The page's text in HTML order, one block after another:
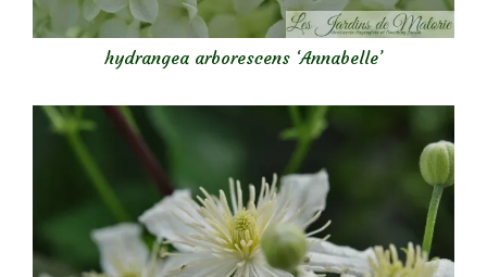
hydrangea arborescens ‘Annabelle’